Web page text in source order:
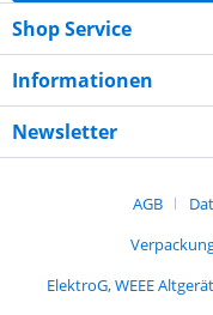
Shop Service
Informationen
Newsletter
AGB
ElektroG, WEEE